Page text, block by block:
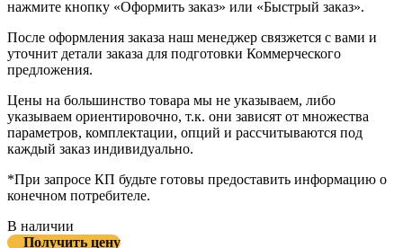
нажмите кнопку «Оформить заказ» или «Быстрый заказ».
После оформления заказа наш менеджер связжется с вами и
уточнит детали заказа для подготовки Коммерческого
предложения.
Цены на большинство товара мы не указываем, либо
указываем ориентировочно, т.к. они зависят от множества
параметров, комплектации, опций и рассчитываются под
каждый заказ индивидуально.
*При запросе КП будьте готовы предоставить информацию о
конечном потребителе.
В наличии
Получить цену